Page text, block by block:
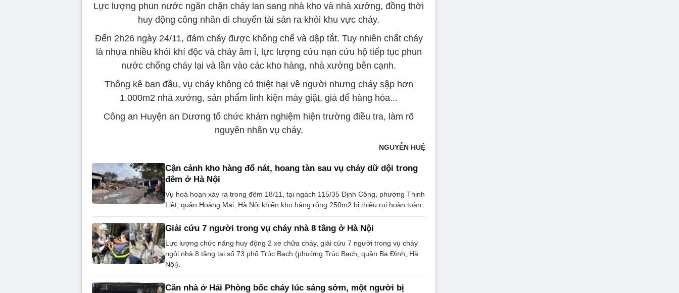
Lực lượng phun nước ngăn chặn cháy lan sang nhà kho và nhà xưởng, đồng thời
huy động công nhân di chuyển tài sản ra khỏi khu vực cháy.
Đến 2h26 ngày 24/11, đám cháy được khống chế và dập tắt. Tuy nhiên chất cháy
là nhựa nhiều khói khí độc và cháy âm ỉ, lực lượng cứu nạn cứu hộ tiếp tục phun
nước chống cháy lại và lần vào các kho hàng, nhà xưởng bên cạnh.
Thống kê ban đầu, vụ cháy không có thiệt hại về người nhưng cháy sập hơn
1.000m2 nhà xưởng, sản phẩm linh kiện máy giặt, giá để hàng hóa...
Công an Huyện an Dương tổ chức khám nghiệm hiện trường điều tra, làm rõ
nguyên nhân vụ cháy.
NGUYỄN HUỆ
Cận cảnh kho hàng đổ nát, hoang tàn sau vụ cháy dữ dội trong
đêm ở Hà Nội
Vụ hoả hoạn xảy ra trong đêm 18/11, tại ngách 115/35 Định Công, phường Thịnh
Liệt, quận Hoàng Mai, Hà Nội khiến kho hàng rộng 250m2 bị thiêu rụi hoàn toàn.
Giải cứu 7 người trong vụ cháy nhà 8 tầng ở Hà Nội
Lực lượng chức năng huy động 2 xe chữa cháy, giải cứu 7 người trong vụ cháy
ngôi nhà 8 tầng tại số 73 phố Trúc Bạch (phường Trúc Bạch, quận Ba Đình, Hà
Nội).
Căn nhà ở Hải Phòng bốc cháy lúc sáng sớm, một người bị